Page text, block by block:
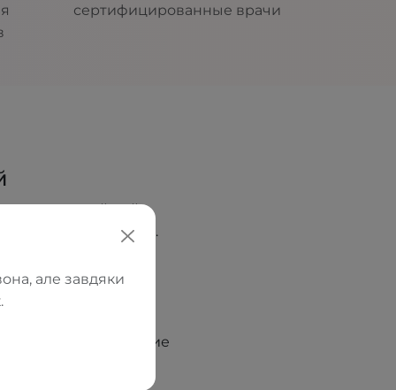
сертифицированные врачи
и идейный
салонов ORTOS.
образование,
а как место, где
В 2012 году, имея
LLC
принял решение
Благодаря
але завдяки